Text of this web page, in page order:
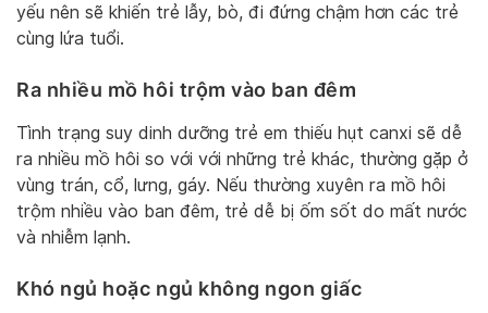
yếu nên sẽ khiến trẻ lẫy, bò, đi đứng chậm hơn các trẻ
cùng lứa tuổi.
Ra nhiều mồ hôi trộm vào ban đêm
Tình trạng suy dinh dưỡng trẻ em thiếu hụt canxi sẽ dễ
ra nhiều mồ hôi so với với những trẻ khác, thường gặp ở
vùng trán, cổ, lưng, gáy. Nếu thường xuyên ra mồ hôi
trộm nhiều vào ban đêm, trẻ dễ bị ốm sốt do mất nước
và nhiễm lạnh.
Khó ngủ hoặc ngủ không ngon giấc